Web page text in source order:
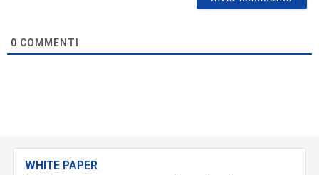
0 COMMENTI
WHITE PAPER